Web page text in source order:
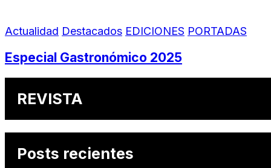
Actualidad Destacados EDICIONES PORTADAS
Especial Gastronómico 2025
REVISTA
Posts recientes